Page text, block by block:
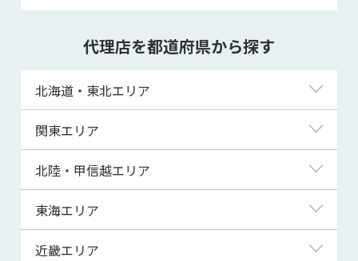
代理店を都道府県から探す
北海道・東北エリア
北海道
青森県
宮城県
関東エリア
東京都
神奈川県
埼玉県
北陸・甲信越エリア
新潟県
富山県
東海エリア
岐阜県
近畿エリア